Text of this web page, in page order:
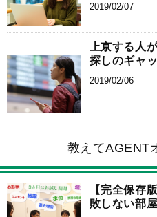
2019/02/07
上京する人
探しのギャ
2019/02/06
教えてAGENT
【完全保存
敗しない部